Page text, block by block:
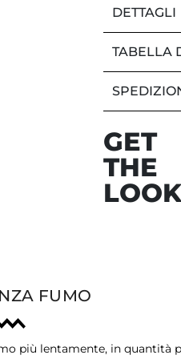
DETTAGLI
TABELLA
GET
THE
LOOK
FUMO
più lentamente, in quantità